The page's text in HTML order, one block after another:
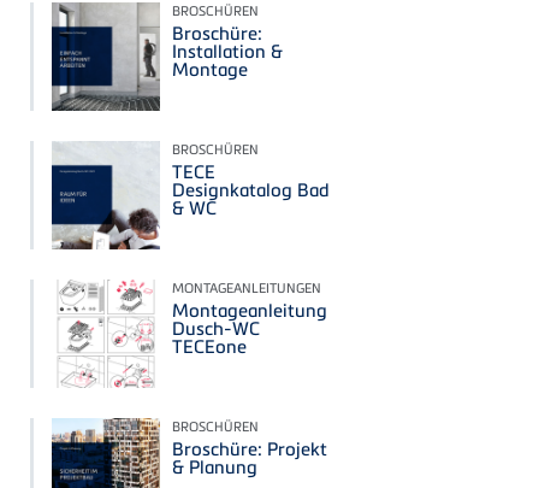
BROSCHÜREN
Broschüre:
Installation &
Montage
BROSCHÜREN
TECE
Designkatalog Bad
& WC
MONTAGEANLEITUNGEN
Montageanleitung
Dusch-WC
TECEone
BROSCHÜREN
Broschüre: Projekt
& Planung